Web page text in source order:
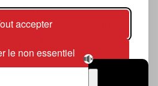
accepter
le non essentiel
nouvelles tendances
de la musique
ou du hip hop, et des
de société liés à la